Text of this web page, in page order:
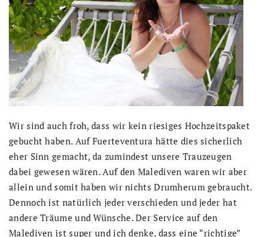
Wir sind auch froh, dass wir kein riesiges Hochzeitspaket
gebucht haben. Auf Fuerteventura hätte dies sicherlich
eher Sinn gemacht, da zumindest unsere Trauzeugen
dabei gewesen wären. Auf den Malediven waren wir aber
allein und somit haben wir nichts Drumherum gebraucht.
Dennoch ist natürlich jeder verschieden und jeder hat
andere Träume und Wünsche. Der Service auf den
Malediven ist super und ich denke, dass eine “richtige”